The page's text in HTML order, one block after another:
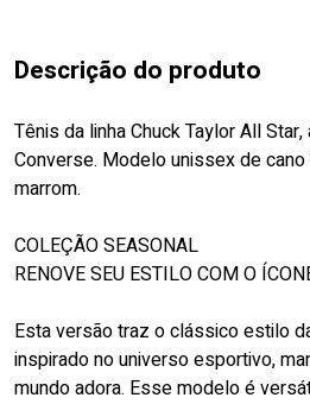
Descrição do produto
Tênis da linha Chuck Taylor All
Converse. Modelo unissex de
marrom.
COLEÇÃO SEASONAL
RENOVE SEU ESTILO COM O
Esta versão traz o clássico estilo
inspirado no universo esportivo,
mundo adora. Esse modelo é